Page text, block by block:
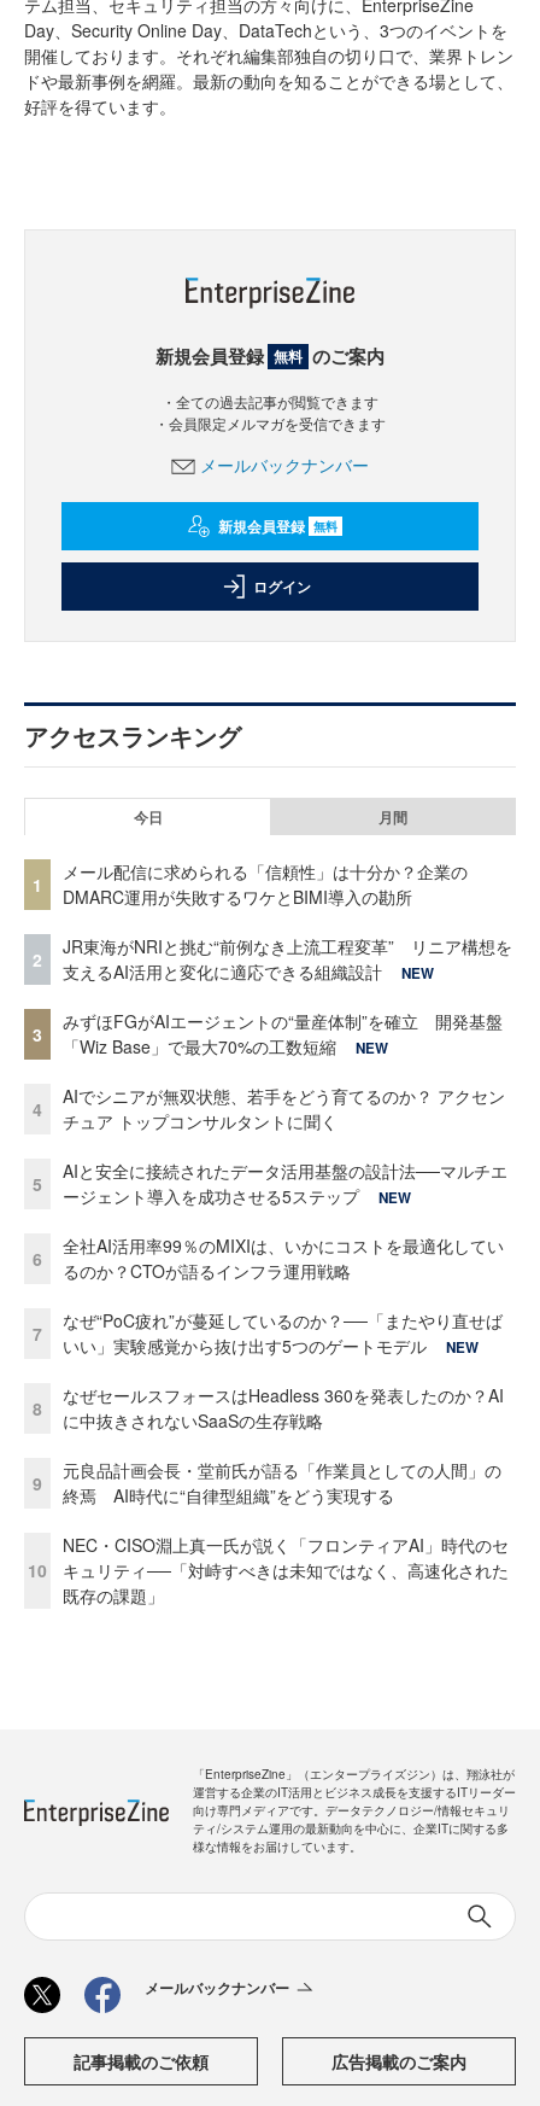
テム担当、セキュリティ担当の方々向けに、EnterpriseZine
Day、Security Online Day、DataTechという、3つのイベントを
開催しております。それぞれ編集部独自の切り口で、業界トレン
ドや最新事例を網羅。最新の動向を知ることができる場として、
好評を得ています。
新規会員登録 無料 のご案内
・全ての過去記事が閲覧できます
・会員限定メルマガを受信できます
メールバックナンバー
新規会員登録 無料
ログイン
アクセスランキング
今日 月間
1
メール配信に求められる「信頼性」は十分か？企業の
DMARC運用が失敗するワケとBIMI導入の勘所
2
JR東海がNRIと挑む“前例なき上流工程変革” リニア構想を
支えるAI活用と変化に適応できる組織設計
NEW
3
みずほFGがAIエージェントの“量産体制”を確立 開発基盤
「Wiz Base」で最大70%の工数短縮
NEW
4
AIでシニアが無双状態、若手をどう育てるのか？ アクセン
チュア トップコンサルタントに聞く
5
AIと安全に接続されたデータ活用基盤の設計法──マルチエ
ージェント導入を成功させる5ステップ
NEW
6
全社AI活用率99％のMIXIは、いかにコストを最適化してい
るのか？CTOが語るインフラ運用戦略
7
なぜ“PoC疲れ”が蔓延しているのか？──「またやり直せば
いい」実験感覚から抜け出す5つのゲートモデル
NEW
8
なぜセールスフォースはHeadless 360を発表したのか？AI
に中抜きされないSaaSの生存戦略
9
元良品計画会長・堂前氏が語る「作業員としての人間」の
終焉 AI時代に“自律型組織”をどう実現する
10
NEC・CISO淵上真一氏が説く「フロンティアAI」時代のセ
キュリティ──「対峙すべきは未知ではなく、高速化された
既存の課題」
「EnterpriseZine」（エンタープライズジン）は、翔泳社が
運営する企業のIT活用とビジネス成長を支援するITリーダー
向け専門メディアです。データテクノロジー/情報セキュリ
ティ/システム運用の最新動向を中心に、企業ITに関する多
様な情報をお届けしています。
メールバックナンバー
記事掲載のご依頼 広告掲載のご案内